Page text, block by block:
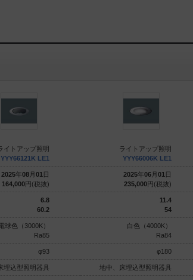
イトアップ照明
YYY66121K LE1
2025年08月 01 日
164,000円(税抜)
6.8
60.2
球色（3000K）
Ra85
φ93
埋込型照明器具
ライトアップ照明
YYY66006K LE1
2025年06月 01 日
235,000円(税抜)
11.4
54
白色（4000K）
Ra84
φ180
地中、床埋込型照明器具